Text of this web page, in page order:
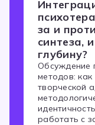
за и
синтеза,
глубину?
Обсуждение
методов:
творческой
работать с